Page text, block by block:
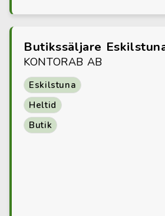
Butikssäljare
KONTORAB AB
Eskilstuna
Heltid
Butik